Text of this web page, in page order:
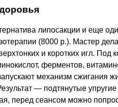
липосакции и еще
(8000 р.). Мастер
и коротких игл. Под
ферментов,
механизм сжигания
— подтянутые
перед сеансом можно